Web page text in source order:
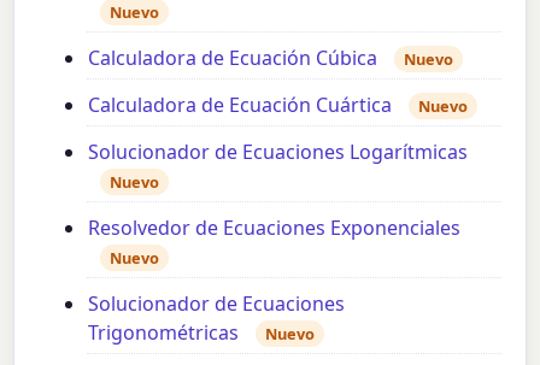
Nuevo
Calculadora de Ecuación Cúbica Nuevo
Calculadora de Ecuación Cuártica Nuevo
Solucionador de Ecuaciones Logarítmicas
Nuevo
Resolvedor de Ecuaciones Exponenciales
Nuevo
Solucionador de Ecuaciones
Trigonométricas
Nuevo